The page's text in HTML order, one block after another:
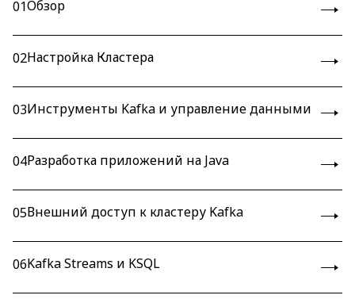
01Обзор
02Настройка Кластера
03Инструменты Kafka и управление данными
04Разработка приложений на Java
05Внешний доступ к кластеру Kafka
06Kafka Streams и KSQL